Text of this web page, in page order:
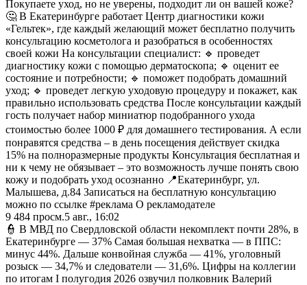
Покупаете уход, но не уверены, подходит ли он вашей коже?
🤔 В Екатеринбурге работает Центр диагностики кожи
«Гельтек», где каждый желающий может бесплатно получить
консультацию косметолога и разобраться в особенностях
своей кожи На консультации специалист: 🔹 проведет
диагностику кожи с помощью дерматоскопа; 🔹 оценит ее
состояние и потребности; 🔹 поможет подобрать домашний
уход; 🔹 проведет легкую уходовую процедуру и покажет, как
правильно использовать средства После консультации каждый
гость получает набор миниатюр подобранного ухода
стоимостью более 1000 ₽ для домашнего тестирования. А если
понравятся средства – в день посещения действует скидка
15% на полноразмерные продукты Консультация бесплатная и
ни к чему не обязывает – это возможность лучше понять свою
кожу и подобрать уход осознанно 📍Екатеринбург, ул.
Малышева, д.84 Записаться на бесплатную консультацию
можно по ссылке #реклама О рекламодателе
9 484 просм.5 авг., 16:02
👮 В МВД по Свердловской области некомплект почти 28%, в
Екатеринбурге — 37% Самая большая нехватка — в ППС:
минус 44%. Дальше конвойная служба — 41%, уголовный
розыск — 34,7% и следователи — 31,6%. Цифры на коллегии
по итогам I полугодия 2026 озвучил полковник Валерий